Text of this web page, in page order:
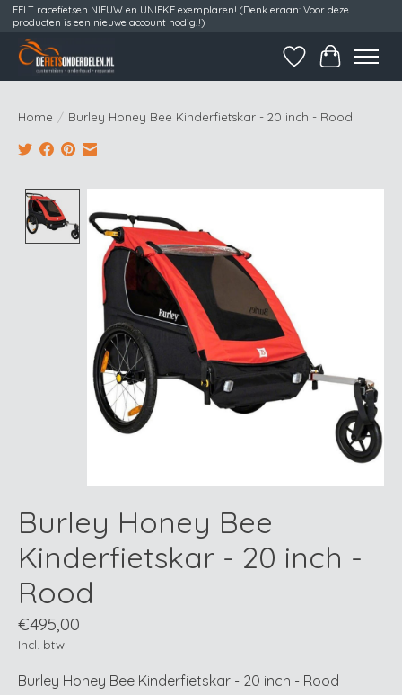
FELT racefietsen NIEUW en UNIEKE exemplaren! (Denk eraan: Voor deze
producten is een nieuwe account nodig!!)
Verlanglijst
Home / Burley Honey Bee Kinderfietskar - 20 inch - Rood
Burley Honey Bee
Kinderfietskar - 20 inch -
Rood
€495,00
Incl. btw
Burley Honey Bee Kinderfietskar - 20 inch - Rood